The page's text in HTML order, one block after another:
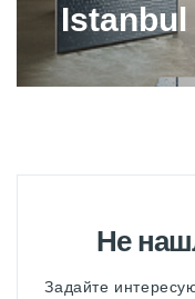
Istanbul
Не
Задайте